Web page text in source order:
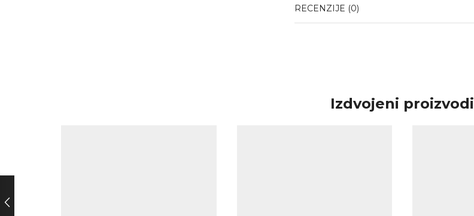
RECENZIJE (0)
Izdvojeni proizvodi